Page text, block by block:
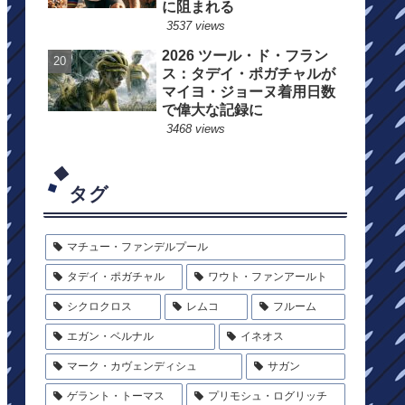
に阻まれる
3537 views
2026 ツール・ド・フラン
ス：タデイ・ポガチャルが
マイヨ・ジョーヌ着用日数
で偉大な記録に
3468 views
タグ
マチュー・ファンデルプール
タデイ・ポガチャル ワウト・ファンアールト
シクロクロス レムコ フルーム
エガン・ベルナル イネオス
マーク・カヴェンディシュ サガン
ゲラント・トーマス プリモシュ・ログリッチ